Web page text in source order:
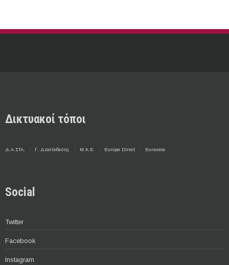
Δικτυακοί τόποι
Δ.Α.ΣΤΑ. Γ. Διασύνδεσης Μ.Κ.Ε. Europe Direct Euraxess
Social
Twitter
Facebook
Instagram